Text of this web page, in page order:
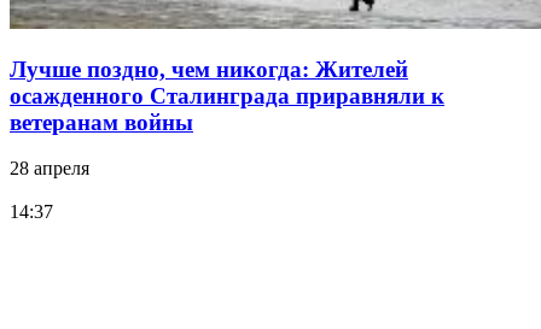
Лучше поздно, чем никогда: Жителей
осажденного Сталинграда приравняли к
ветеранам войны
28 апреля
14:37